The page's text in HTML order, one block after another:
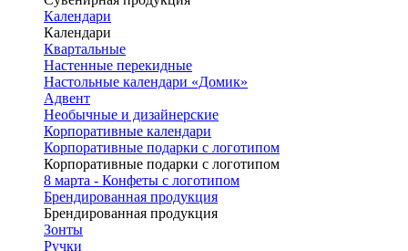
Календари
Календари
Квартальные
Настенные перекидные
Настольные календари «Домик»
Адвент
Необычные и дизайнерские
Корпоративные календари
Корпоративные подарки с логотипом
Корпоративные подарки с логотипом
8 марта - Конфеты с логотипом
Брендированная продукция
Брендированная продукция
Зонты
Ручки